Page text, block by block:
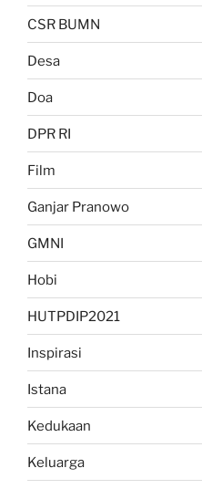
CSR BUMN
Desa
Doa
DPR RI
Film
Ganjar Pranowo
GMNI
Hobi
HUTPDIP2021
Inspirasi
Istana
Kedukaan
Keluarga